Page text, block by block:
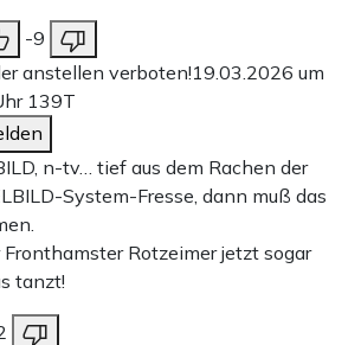
-9
anstellen verboten!19.03.2026 um
139T
n-tv… tief aus dem Rachen der
System-Fresse, dann muß das
Fronthamster Rotzeimer jetzt sogar
tanzt!